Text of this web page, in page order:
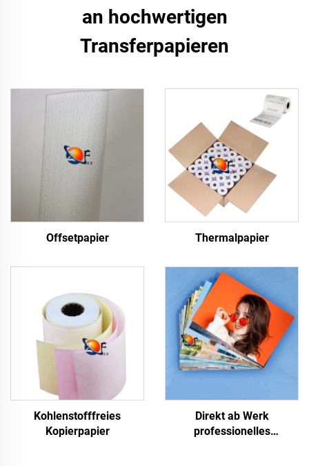
an hochwertigen
Transferpapieren
Offsetpapier Thermalpapier
Kohlenstofffreies
Kopierpapier
Direkt ab Werk
professionelles